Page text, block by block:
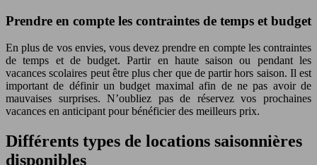
Prendre en compte les contraintes de temps et budget
En plus de vos envies, vous devez prendre en compte les contraintes
de temps et de budget. Partir en haute saison ou pendant les
vacances scolaires peut être plus cher que de partir hors saison. Il est
important de définir un budget maximal afin de ne pas avoir de
mauvaises surprises. N’oubliez pas de réservez vos prochaines
vacances en anticipant pour bénéficier des meilleurs prix.
Différents types de locations saisonnières
disponibles